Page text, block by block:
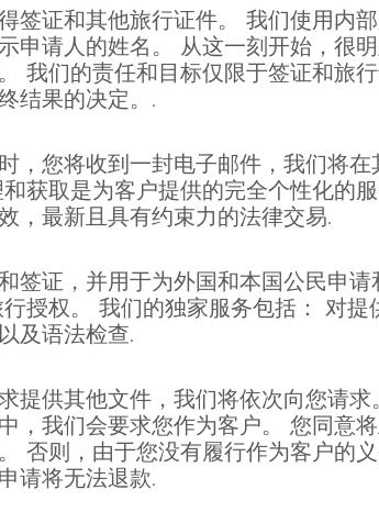
签证和其他旅行证件。 我们使用内
申请人的姓名。 从这一刻开始，很
我们的责任和目标仅限于签证和旅
结果的决定。.
，您将收到一封电子邮件，我们将
获取是为客户提供的完全个性化的
，最新且具有约束力的法律交易.
签证，并用于为外国和本国公民申
授权。 我们的独家服务包括： 对
及语法检查.
提供其他文件，我们将依次向您请
，我们会要求您作为客户。 您同意
否则，由于您没有履行作为客户的
请将无法退款.